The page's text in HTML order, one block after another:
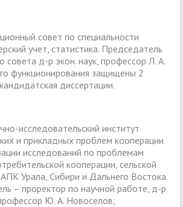
совет по специальности
учет, статистика. Председатель
совета д-р экон. наук, профессор Л. А.
функционирования защищены 2
диссертации.
исследовательский институт
и прикладных проблем кооперации
исследований по проблемам
кооперации, сельской
Урала, Сибири и Дальнего Востока.
– проректор по научной работе, д-р
Ю. А. Новоселов;